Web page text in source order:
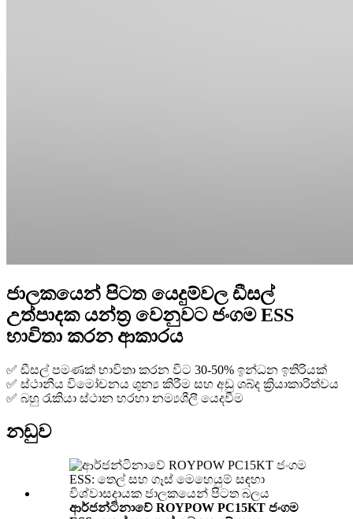
ජාලකයෙන් පිටත යෙදුම්වල ඩීසල්
උත්පාදක යන්ත්‍ර වෙනුවට ජංගම ESS
භාවිතා කරන ආකාරය
✅ ඩීසල් පමණක් භාවිතා කරන විට 30-50% ඉන්ධන ඉතිරියක්
✅ ස්ථානීය විමෝචනය ශුන්‍ය කිරීම සහ අඩු ශබ්ද ක්‍රියාකාරිත්වය
✅ බහු රැකියා ස්ථාන හරහා නම්‍යශීලී යෙදවීම
නඩුව
ආර්ජන්ටිනාවේ ROYPOW PC15KT ජංගම